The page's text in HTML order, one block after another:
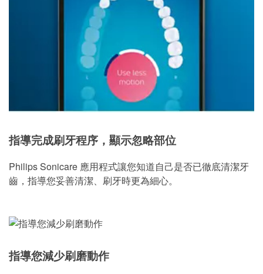
指導完成刷牙程序，顯示忽略部位
Philips Sonicare 應用程式讓您知道自己是否已徹底清潔牙
齒，指導您妥善清潔、刷牙時更為細心。
指導您減少刷磨動作